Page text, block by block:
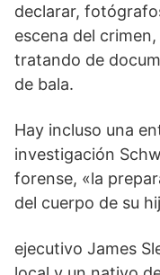
declarar,
escena del
tratando de
de bala.
Hay incluso una
investigación
forense, «la
del cuerpo de su
ejecutivo James